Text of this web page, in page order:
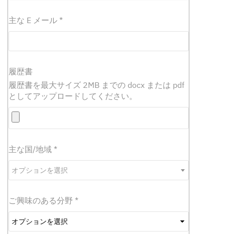
主な E メール *
履歴書
履歴書を最大サイズ 2MB までの docx または pdf
としてアップロードしてください。
主な国/地域 *
プ
シ
ョ
を
選
択
オプションを選択
ご興味のある分野 *